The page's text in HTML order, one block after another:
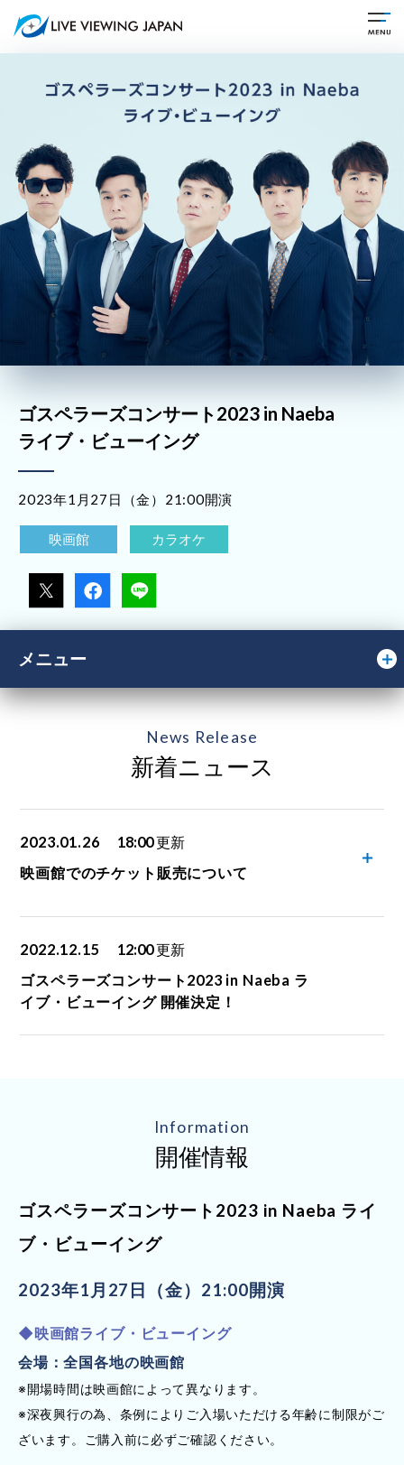
ゴスペラーズコンサート2023 in Naeba
ライブ・ビューイング
2023年1月27日（金）21:00開演
映画館 カラオケ
メニュー
News Release
新着ニュース
2023.01.26 18:00更新
映画館でのチケット販売について
2022.12.15 12:00更新
ゴスペラーズコンサート2023 in Naeba ラ
イブ・ビューイング 開催決定！
Information
開催情報
ゴスペラーズコンサート2023 in Naeba ライ
ブ・ビューイング
2023年1月27日（金）21:00開演
◆映画館ライブ・ビューイング
会場：全国各地の映画館
※開場時間は映画館によって異なります。
※深夜興行の為、条例によりご入場いただける年齢に制限がご
ざいます。ご購入前に必ずご確認ください。